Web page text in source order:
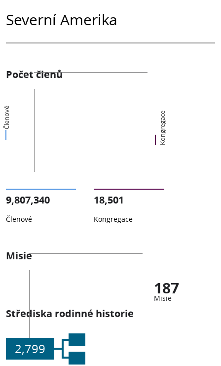
Severní Amerika
Počet členů
Členové Kongregace
9,807,340
Členové
18,501
Kongregace
Misie
187
Misie
Střediska rodinné historie
2,799